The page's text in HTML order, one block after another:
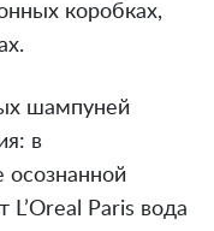
коробках,
шампуней
в
осознанной
L’Oreal Paris вода